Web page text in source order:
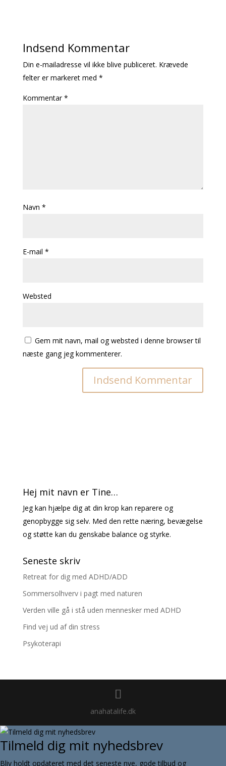
Indsend Kommentar
Din e-mailadresse vil ikke blive publiceret. Krævede
felter er markeret med *
Kommentar*
Navn *
E-mail *
Websted
Gem mit navn, mail og websted i denne browser til
næste gang jeg kommenterer.
Hej mit navn er Tine…
Jeg kan hjælpe dig at din krop kan reparere og
genopbygge sig selv. Med den rette næring, bevægelse
og støtte kan du genskabe balance og styrke.
Seneste skriv
Retreat for dig med ADHD/ADD
Sommersolhverv i pagt med naturen
Verden ville gå i stå uden mennesker med ADHD
Find vej ud af din stress
Psykoterapi
anahatalife.dk
Tilmeld dig mit nyhedsbrev
Bliv holdt opdateret med det seneste nye, gode tilbud og